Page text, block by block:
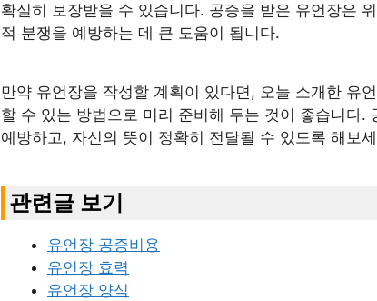
확실히 보장받을 수 있습니다. 공증을 받은 유언장은
적 분쟁을 예방하는 데 큰 도움이 됩니다.
만약 유언장을 작성할 계획이 있다면, 오늘 소개한 유
할 수 있는 방법으로 미리 준비해 두는 것이 좋습니다.
예방하고, 자신의 뜻이 정확히 전달될 수 있도록 해보
관련글 보기
유언장 공증비용
유언장 효력
유언장 양식